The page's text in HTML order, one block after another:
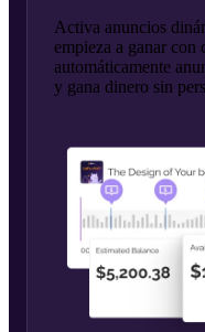
Activa anuncios
empieza a ganar con
automáticamente
y gana dinero sin